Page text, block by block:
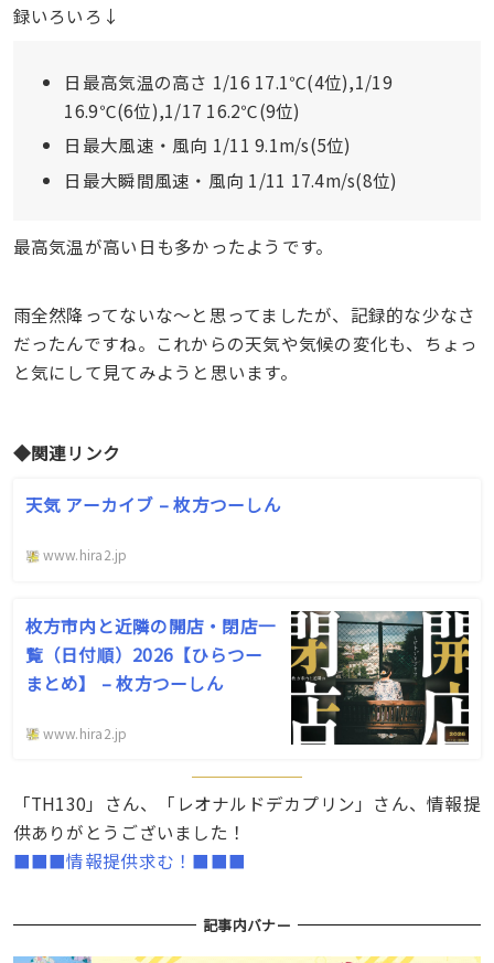
録いろいろ↓
日最高気温の高さ 1/16 17.1℃(4位),1/19
16.9℃(6位),1/17 16.2℃(9位)
日最大風速・風向 1/11 9.1m/s(5位)
日最大瞬間風速・風向 1/11 17.4m/s(8位)
最高気温が高い日も多かったようです。
雨全然降ってないな〜と思ってましたが、記録的な少なさ
だったんですね。これからの天気や気候の変化も、ちょっ
と気にして見てみようと思います。
◆関連リンク
天気 アーカイブ – 枚方つーしん
www.hira2.jp
枚方市内と近隣の開店・閉店一
覧（日付順）2026【ひらつー
まとめ】 – 枚方つーしん
www.hira2.jp
「TH130」さん、「レオナルドデカプリン」さん、情報提
供ありがとうございました！
■■■情報提供求む！■■■
記事内バナー